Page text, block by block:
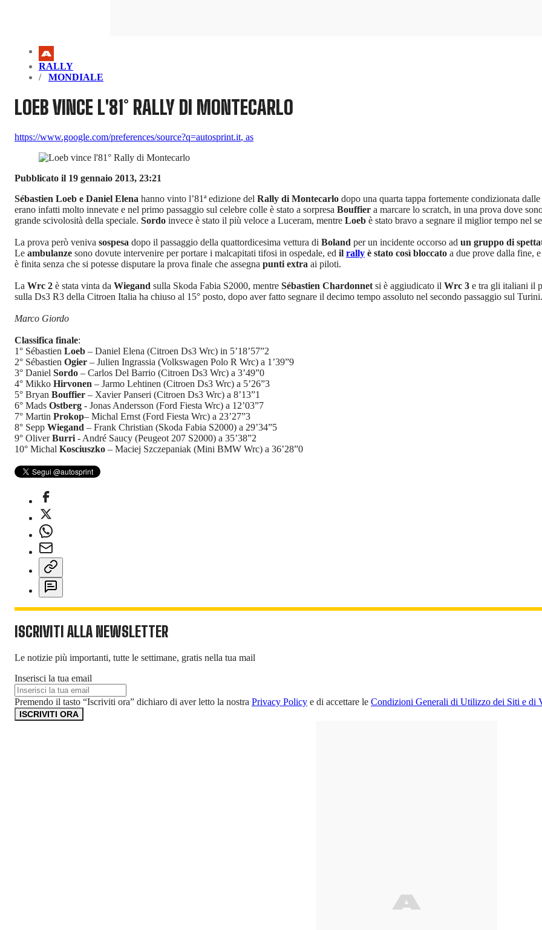
RALLY
MONDIALE
LOEB VINCE L'81° RALLY DI MONTECARLO
https://www.google.com/preferences/source?q=autosprint.it, as
Pubblicato il 19 gennaio 2013, 23:21
Sébastien Loeb e Daniel Elena hanno vinto l’81ª edizione del Rally di Montecarlo dopo una quarta tappa fortemente condizionata dalle
erano infatti molto innevate e nel primo passaggio sul celebre colle è stato a sorpresa Bouffier a marcare lo scratch, in una prova dove
grande scivolosità della speciale. Sordo invece è stato il più veloce a Luceram, mentre Loeb è stato bravo a segnare il miglior tempo nel
La prova però veniva sospesa dopo il passaggio della quattordicesima vettura di Boland per un incidente occorso ad un gruppo di
Le ambulanze sono dovute intervenire per portare i malcapitati tifosi in ospedale, ed il rally è stato così bloccato a due prove dalla fine,
è finita senza che si potesse disputare la prova finale che assegna punti extra ai piloti.
La Wrc 2 è stata vinta da Wiegand sulla Skoda Fabia S2000, mentre Sébastien Chardonnet si è aggiudicato il Wrc 3 e tra gli italiani il
sulla Ds3 R3 della Citroen Italia ha chiuso al 15° posto, dopo aver fatto segnare il decimo tempo assoluto nel secondo passaggio sul Turini.
Marco Giordo
Classifica finale:
1° Sébastien Loeb – Daniel Elena (Citroen Ds3 Wrc) in 5’18’57”2
2° Sébastien Ogier – Julien Ingrassia (Volkswagen Polo R Wrc) a 1’39”9
3° Daniel Sordo – Carlos Del Barrio (Citroen Ds3 Wrc) a 3’49”0
4° Mikko Hirvonen – Jarmo Lehtinen (Citroen Ds3 Wrc) a 5’26”3
5° Bryan Bouffier – Xavier Panseri (Citroen Ds3 Wrc) a 8’13”1
6° Mads Ostberg - Jonas Andersson (Ford Fiesta Wrc) a 12’03”7
7° Martin Prokop– Michal Ernst (Ford Fiesta Wrc) a 23’27”3
8° Sepp Wiegand – Frank Christian (Skoda Fabia S2000) a 29’34”5
9° OliverBurri - André Saucy (Peugeot 207 S2000) a 35’38”2
10° Michal Kosciuszko – Maciej Szczepaniak (Mini BMW Wrc) a 36’28”0
ISCRIVITI ALLA NEWSLETTER
Le notizie più importanti, tutte le settimane, gratis nella tua mail
Inserisci la tua email
Premendo il tasto “Iscriviti ora” dichiaro di aver letto la nostra Privacy Policy e di accettare le Condizioni Generali di Utilizzo dei Siti e di
ISCRIVITI ORA